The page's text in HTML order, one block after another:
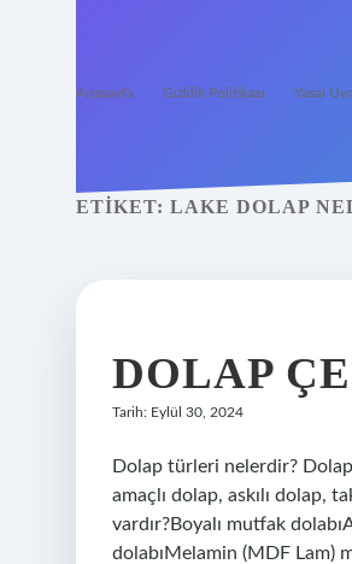
Anasayfa Gizlilik Politikası Yasal
ETIKET: LAKE DOLAP
DOLAP
Tarih: Eylül 30, 2024
Dolap türleri nelerdir?
amaçlı dolap, askılı dolap,
vardır?Boyalı mutfak
dolabıMelamin (MDF Lam)